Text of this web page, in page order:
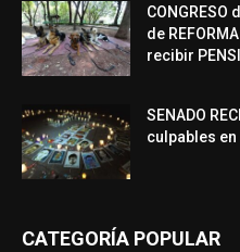
de
recibir
SENADO
culpables en
CATEGORÍA POPULAR